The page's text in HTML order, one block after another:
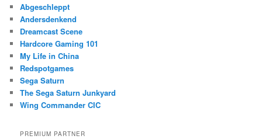
Abgeschleppt
Andersdenkend
Dreamcast Scene
Hardcore Gaming 101
My Life in China
Redspotgames
Sega Saturn
The Sega Saturn Junkyard
Wing Commander CIC
PREMIUM PARTNER